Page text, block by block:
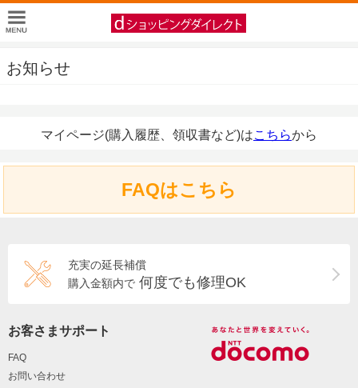
お知らせ
マイページ(購入履歴、領収書など)はこちらから
FAQはこちら
充実の延長補償
購入金額内で 何度でも修理OK
お客さまサポート
FAQ
お問い合わせ